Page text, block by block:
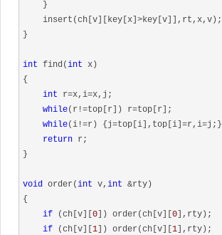
}
int find(int x)
{
int r=x,i=x,j;
while(r!=top[r]) r=top[r];
while(i!=r) {j=top[i],top[i]=r,i=j;}
return r;
}
void order(int v, int &rty)
{
if (ch[v][ 0 ]) order(ch[v][ 0 ],rty);
if (ch[v][ 1 ]) order(ch[v][ 1 ],rty);